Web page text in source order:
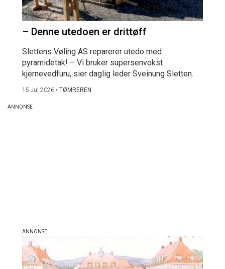
– Denne utedoen er drittøff
Slettens Vøling AS reparerer utedo med
pyramidetak! – Vi bruker supersenvokst
kjernevedfuru, sier daglig leder Sveinung Sletten.
15 Jul 2026 • TØMREREN